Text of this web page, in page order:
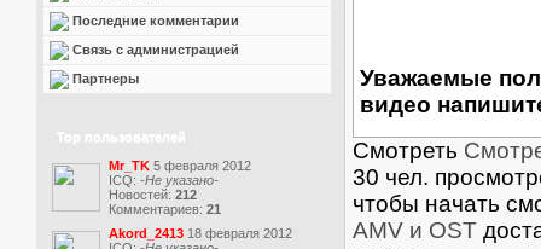
Последние комментарии
Связь с администрацией
Партнеры
Top пользователей
Mr_TK 5 февраля 2012
ICQ: -Не указано-
Новостей: 212
Комментариев: 21
Akord_2413 18 февраля 2012
Уважаемые
видео
Смотреть
30 чел.
чтобы начать
AMV и OST